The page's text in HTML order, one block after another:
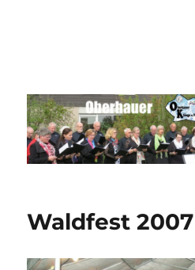
Männerchor
Waldfest 2007